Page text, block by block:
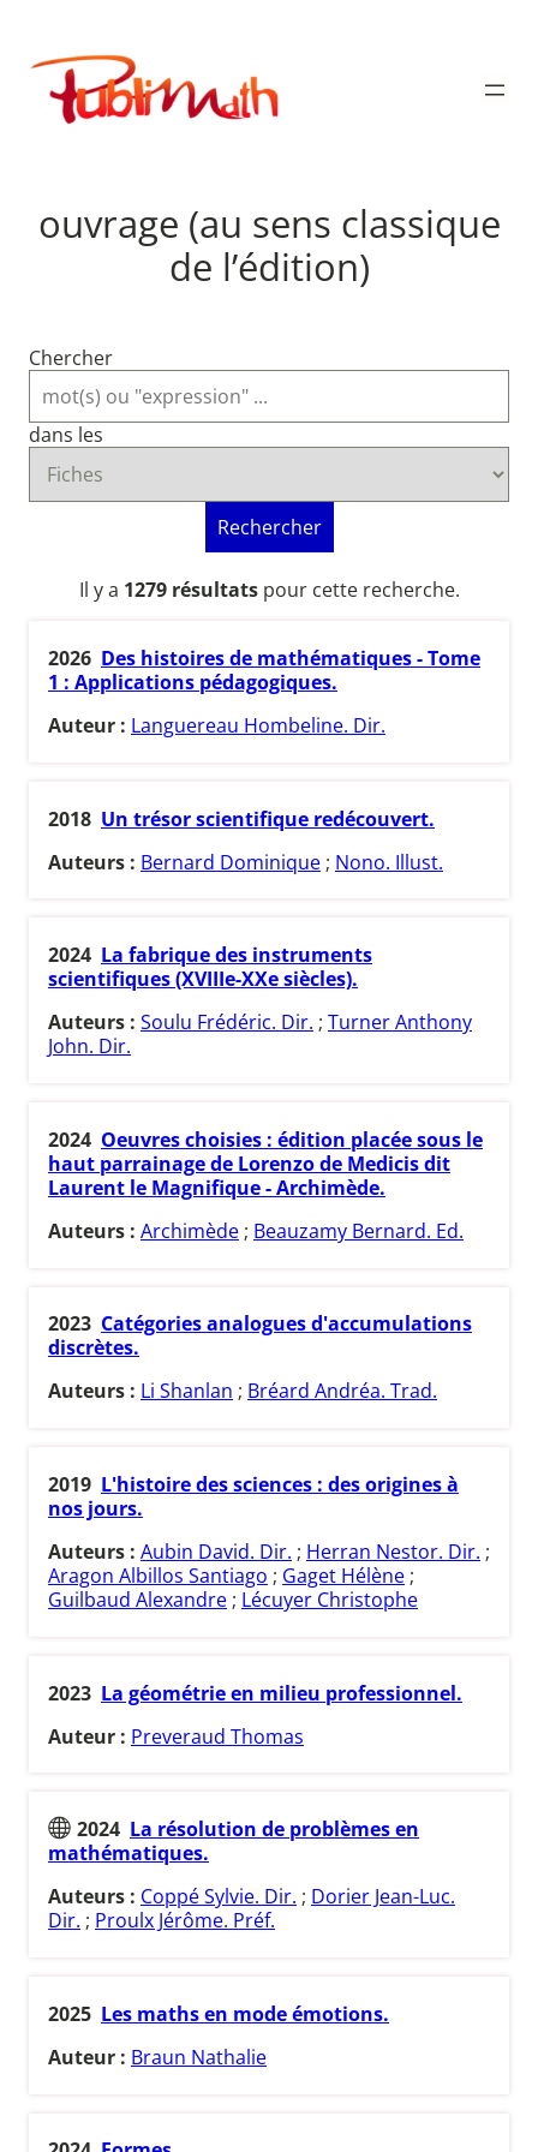
contenu
Publimath
ouvrage (au sens classique
de l’édition)
Chercher
dans les
Rechercher
Il y a 1279 résultatspour cette recherche.
2026 Des histoires de mathématiques - Tome
1 : Applications pédagogiques.
Auteur : Languereau Hombeline. Dir.
2018 Un trésor scientifique redécouvert.
Auteurs : Bernard Dominique ; Nono. Illust.
2024 La fabrique des instruments
scientifiques (XVIIIe-XXe siècles).
Auteurs : Soulu Frédéric. Dir. ; Turner Anthony
John. Dir.
2024 Oeuvres choisies : édition placée sous le
haut parrainage de Lorenzo de Medicis dit
Laurent le Magnifique - Archimède.
Auteurs : Archimède ; Beauzamy Bernard. Ed.
2023 Catégories analogues d'accumulations
discrètes.
Auteurs : Li Shanlan ; Bréard Andréa. Trad.
2019 L'histoire des sciences : des origines à
nos jours.
Auteurs : Aubin David. Dir. ; Herran Nestor. Dir. ;
Aragon Albillos Santiago ; Gaget Hélène ;
Guilbaud Alexandre ; Lécuyer Christophe
2023 La géométrie en milieu professionnel.
Auteur : Preveraud Thomas
2024 La résolution de problèmes en
mathématiques.
Auteurs : Coppé Sylvie. Dir. ; Dorier Jean-Luc.
Dir. ; Proulx Jérôme. Préf.
2025 Les maths en mode émotions.
Auteur : Braun Nathalie